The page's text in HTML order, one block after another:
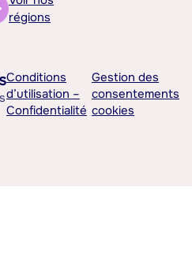
régions
Conditions
d’utilisation –
Confidentialité
Gestion des
consentements
cookies